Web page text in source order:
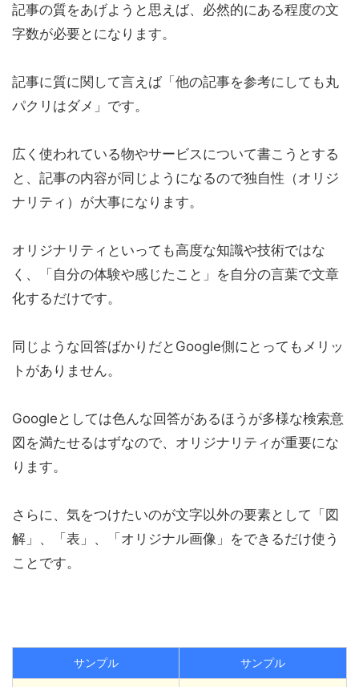
記事の質をあげようと思えば、必然的にある程度の文
字数が必要とになります。
記事に質に関して言えば「他の記事を参考にしても丸
パクリはダメ」です。
広く使われている物やサービスについて書こうとする
と、記事の内容が同じようになるので独自性（オリジ
ナリティ）が大事になります。
オリジナリティといっても高度な知識や技術ではな
く、「自分の体験や感じたこと」を自分の言葉で文章
化するだけです。
同じような回答ばかりだとGoogle側にとってもメリッ
トがありません。
Googleとしては色んな回答があるほうが多様な検索意
図を満たせるはずなので、オリジナリティが重要にな
ります。
さらに、気をつけたいのが文字以外の要素として「図
解」、「表」、「オリジナル画像」をできるだけ使う
ことです。
サンプル サンプル